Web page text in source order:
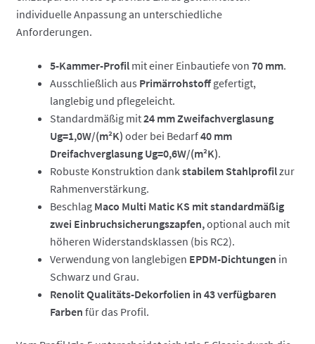
individuelle Anpassung an unterschiedliche
Anforderungen.
5-Kammer-Profilmit einer Einbautiefe von 70 mm.
Ausschließlich aus Primärrohstoffgefertigt,
langlebig und pflegeleicht.
Standardmäßig mit24 mm Zweifachverglasung
Ug=1,0W/(m²K) oder bei Bedarf40 mm
Dreifachverglasung Ug=0,6W/(m²K).
Robuste Konstruktion dank stabilem Stahlprofilzur
Rahmenverstärkung.
Beschlag Maco Multi Matic KS mit standardmäßig
zwei Einbruchsicherungszapfen,optional auch mit
höheren Widerstandsklassen (bis RC2).
Verwendung von langlebigen EPDM-Dichtungen in
Schwarz und Grau.
Renolit Qualitäts-Dekorfolien in 43 verfügbaren
Farben für das Profil.